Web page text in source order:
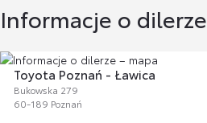
Cena brutto
425,92 zł
Wyświetl numer
Informacje o dilerze
Toyota Poznań - Ławica
Bukowska 279
60-189 Poznań